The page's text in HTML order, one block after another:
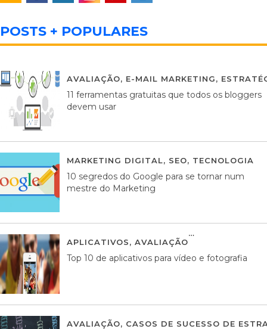
POSTS + POPULARES
AVALIAÇÃO, E-MAIL MARKETING,
11 ferramentas gratuitas que todos os bloggers
devem usar
MARKETING DIGITAL, SEO, TECNOLOGIA
10 segredos do Google para se tornar num
mestre do Marketing
APLICATIVOS, AVALIAÇÃO
Top 10 de aplicativos para vídeo e fotografia
AVALIAÇÃO, CASOS DE SUCESSO DE